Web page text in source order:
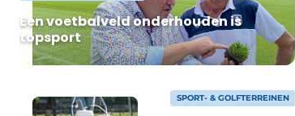
Een voetbalveld onderhouden is
topsport
SPORT- & GOLFTERREINEN